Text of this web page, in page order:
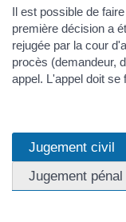
Il est possible de
première décision a
rejugée par la cour
procès (demandeur,
appel. L'appel doit se
Jugement civil
Jugement pénal